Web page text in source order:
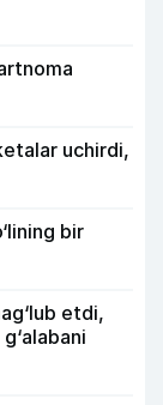
uchirdi,
bir
etdi,